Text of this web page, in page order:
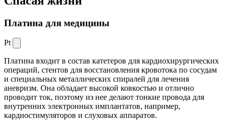
Платина для медицины
Pt
Платина входит в состав катетеров для кардиохирургических
операций, стентов для восстановления кровотока по сосудам
и специальных металлических спиралей для лечения
аневризм. Она обладает высокой ковкостью и отлично
проводит ток, поэтому из нее делают тонкие провода для
внутренних электронных имплантатов, например,
кардиостимуляторов и слуховых аппаратов.